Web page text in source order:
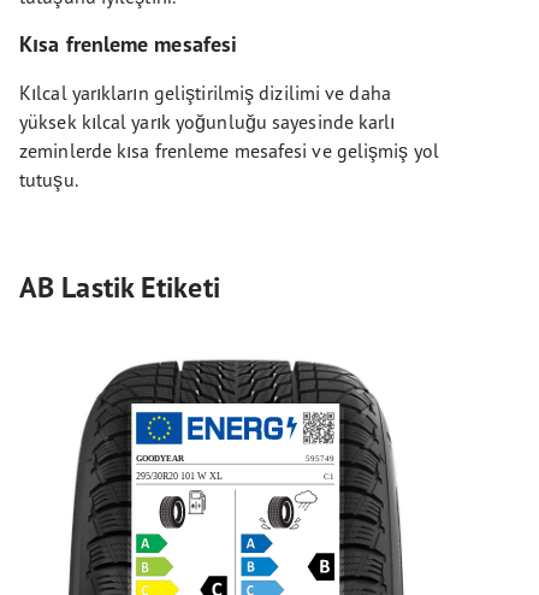
Kısa frenleme mesafesi
Kılcal yarıkların geliştirilmiş dizilimi ve daha
yüksek kılcal yarık yoğunluğu sayesinde karlı
zeminlerde kısa frenleme mesafesi ve gelişmiş yol
tutuşu.
AB Lastik Etiketi